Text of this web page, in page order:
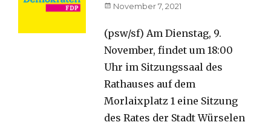
Posted
November 7, 2021
(psw/sf) Am Dienstag, 9.
November, findet um 18:00
Uhr im Sitzungssaal des
Rathauses auf dem
Morlaixplatz 1 eine Sitzung
des Rates der Stadt Würselen